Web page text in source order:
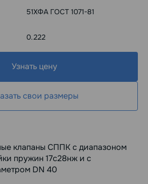
51ХФА ГОСТ 1071-81
0.222
Узнать цену
свои размеры
клапаны СППК с диапазоном
пружин 17с28нж и с
DN 40